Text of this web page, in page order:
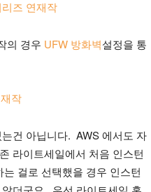
즈 연재작
의 경우 UFW 방화벽설정을 통
작
건 아닙니다. AWS 에서도 자
라이트세일에서 처음 인스턴
걸로 선택했을 경우 인스턴